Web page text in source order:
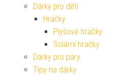
Dárky pro děti
Hračky
Plyšové hračky
Solární hračky
Dárky pro páry
Tipy na dárky